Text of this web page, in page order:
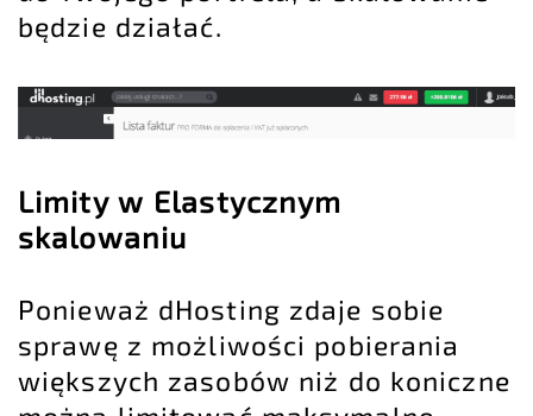
będzie działać.
Limity w Elastycznym
skalowaniu
Ponieważ dHosting zdaje sobie
sprawę z możliwości pobierania
większych zasobów niż do koniczne